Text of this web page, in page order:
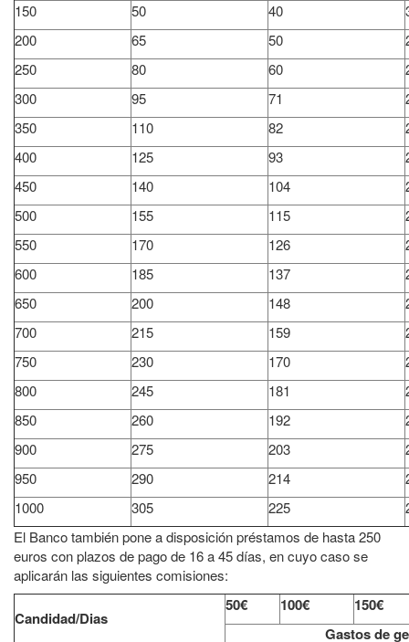
150
50 40
200
65 50
250
80 60
300
95 71
350
110 82
400
125 93
450
140 104
500
155 115
550
170 126
600
185 137
650
200 148
700
215 159
750
230 170
800
245 181
850
260 192
900
275 203
950
290 214
1000
305 225
El Banco también pone a disposición préstamos de hasta 250
euros con plazos de pago de 16 a 45 días, en cuyo caso se
aplicarán las siguientes comisiones:
Candidad/Dias
50€ 100€
150€
Gastos de